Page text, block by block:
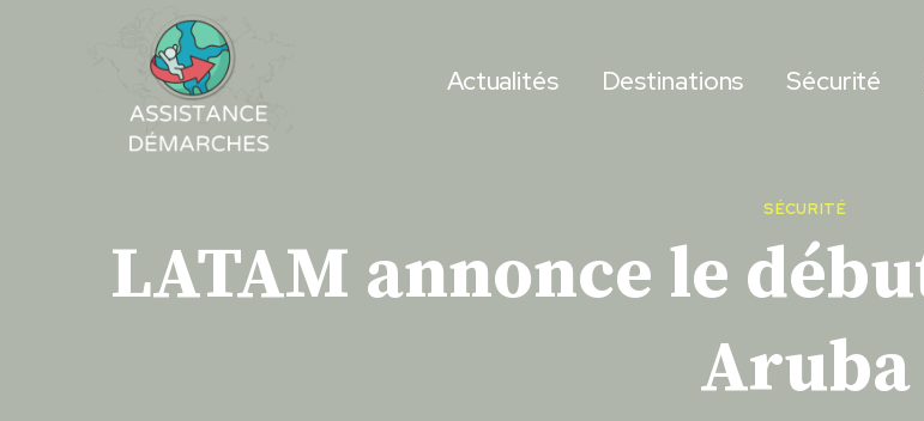
Actualités Destinations Sécurité
SÉCURITÉ
LATAM annonce le
Aruba